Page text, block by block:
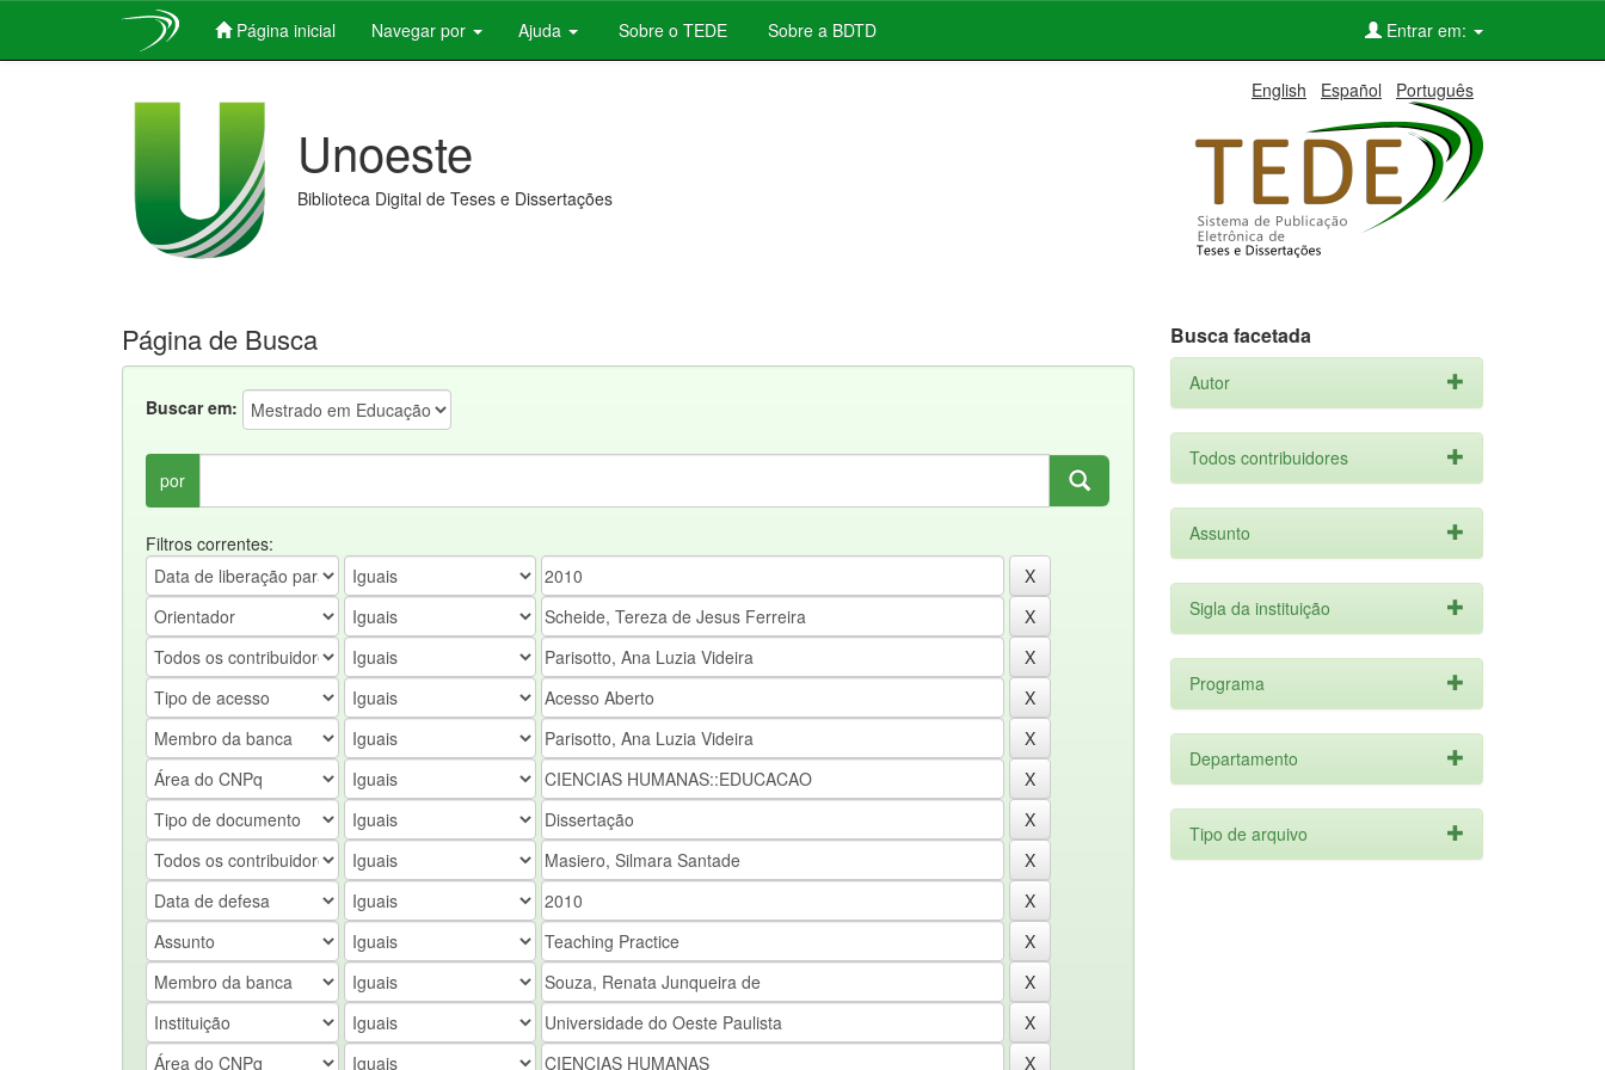
Página inicial Navegar por Ajuda Sobre o TEDE Sobre a BDTD Entrar em:
English Español Português
Unoeste
Biblioteca Digital de Teses e Dissertações
Página de Busca
Buscar em:
por
Filtros correntes:
Busca facetada
Autor
Todos contribuidores
Assunto
Sigla da instituição
Programa
Departamento
Tipo de arquivo